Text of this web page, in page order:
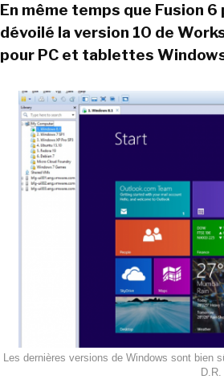
En même temps que Fusion 6
dévoilé la version 10 de
pour PC et tablettes
Les dernières versions de Windows sont bien
D.R.